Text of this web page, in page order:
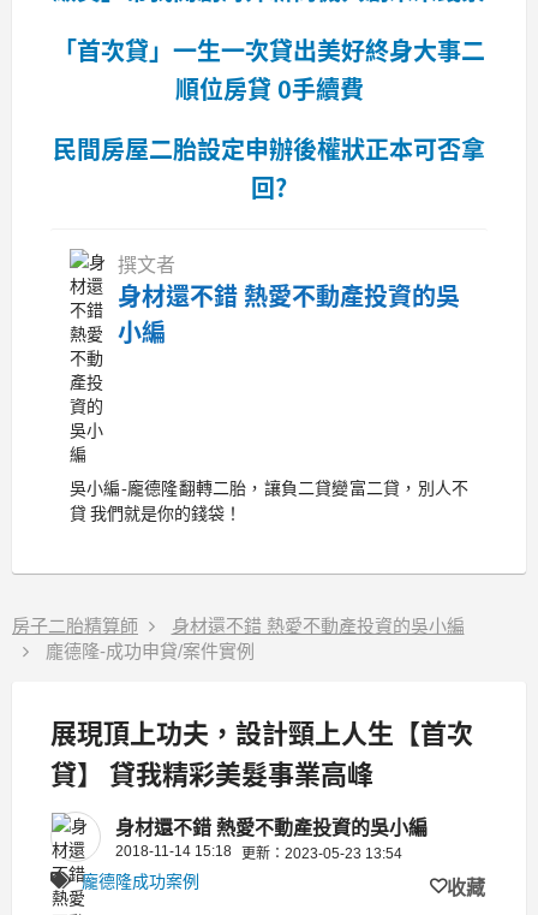
「首次貸」一生一次貸出美好終身大事二
順位房貸 0手續費
民間房屋二胎設定申辦後權狀正本可否拿
回?
撰文者
身材還不錯 熱愛不動產投資的吳
小編
吳小編-龐德隆翻轉二胎，讓負二貸變富二貸，別人不
貸 我們就是你的錢袋！
房子二胎精算師
身材還不錯 熱愛不動產投資的吳小編
龐德隆-成功申貸/案件實例
展現頂上功夫，設計頸上人生【首次
貸】 貸我精彩美髮事業高峰
身材還不錯 熱愛不動產投資的吳小編
2018-11-14 15:18 更新：2023-05-23 13:54
龐德隆成功案例 收藏